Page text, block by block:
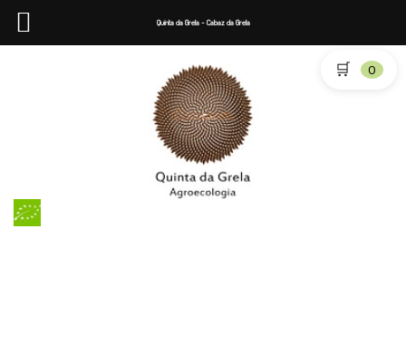
🛒 0
Quinta da Grela - Cabaz da Grela